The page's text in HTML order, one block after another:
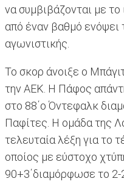
να συμβιβάζονται με
από έναν βαθμό ενόψει
αγωνιστικής.
Το σκορ άνοιξε ο
την ΑΕΚ. Η Πάφος
στο 88΄ο Όντεφαλκ
Παφίτες. Η ομάδα της
τελευταία λέξη για το
οποίος με εύστοχο
90+3΄διαμόρφωσε το 2-